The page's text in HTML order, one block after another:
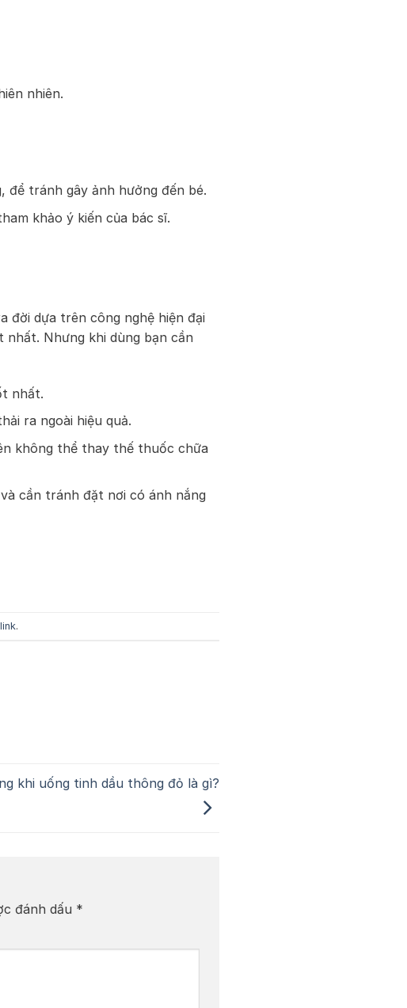
nhiên.
để tránh gây ảnh hưởng đến bé.
khảo ý kiến của bác sĩ.
đời dựa trên công nghệ hiện đại
Nhưng khi dùng bạn cần
nhất.
ra ngoài hiệu quả.
không thể thay thế thuốc chữa
cần tránh đặt nơi có ánh nắng
.
khi uống tinh dầu thông đỏ là gì?
đánh dấu *